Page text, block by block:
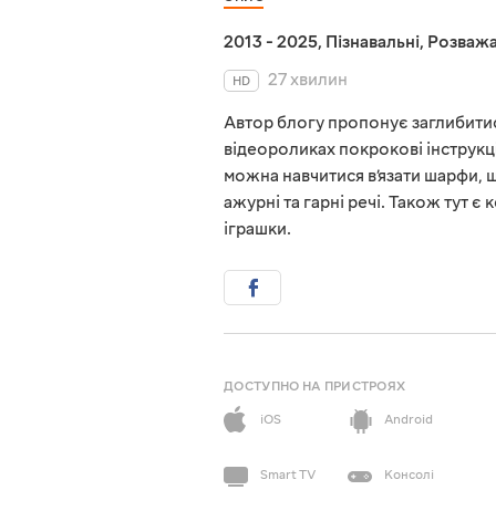
2013 - 2025, Пізнавальні,
HD
27 хвилин
Автор блогу пропонує
відеороликах покрокові
можна навчитися в’язати шарфи,
ажурні та гарні речі. Також тут
іграшки.
ДОСТУПНО НА ПРИСТРОЯХ
iOS
Android
Smart TV Консолі